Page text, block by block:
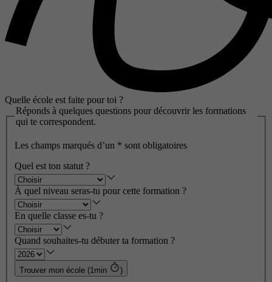
Quelle école est faite pour toi ?
Réponds à quelques questions pour découvrir les formations
qui te correspondent.
Les champs marqués d’un * sont obligatoires
Quel est ton statut ?
À quel niveau seras-tu pour cette formation ?
En quelle classe es-tu ?
Quand souhaites-tu débuter ta formation ?
Trouver mon école (1min )